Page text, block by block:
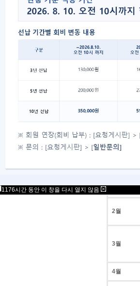
서울
다. 월별 시행
2월
3월
4월
1176시간 동안 이 창을 다시 열지 않음